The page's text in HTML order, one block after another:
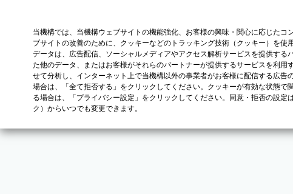
当機構では、当機構ウェブサイトの機能強化、お客様の興味・関心に応じた
ブサイトの改善のために、クッキーなどのトラッキング技術（クッキー）を
データは、広告配信、ソーシャルメディアやアクセス解析サービスを提供す
た他のデータ、またはお客様がそれらのパートナーが提供するサービスを利
せて分析し、インターネット上で当機構以外の事業者がお客様に配信する広
場合は、「全て拒否する」をクリックしてください。クッキーが有効な状態
る場合は、「プライバシー設定」をクリックしてください。同意・拒否の設定
ク）からいつでも変更できます。